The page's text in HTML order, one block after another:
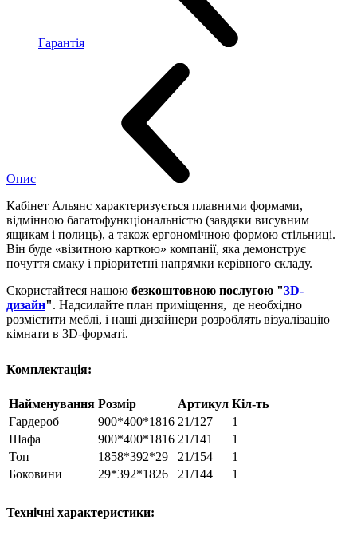
Гарантія
Опис
Кабінет Альянс характеризується плавними формами,
відмінною багатофункціональністю (завдяки висувним
ящикам і полиць), а також ергономічною формою стільниці.
Він буде «візитною карткою» компанії, яка демонструє
почуття смаку і пріоритетні напрямки керівного складу.
Скористайтеся нашою безкоштовною послугою "3D-
дизайн". Надсилайте план приміщення, де необхідно
розмістити меблі, і наші дизайнери розроблять візуалізацію
кімнати в 3D-форматі.
Комплектація:
Найменування Розмір Артикул Кіл-ть
Гардероб
900*400*1816 21/127
1
Шафа
900*400*1816 21/141
1
Топ
1858*392*29 21/154
1
Боковини
29*392*1826 21/144 1
Технічні характеристики: